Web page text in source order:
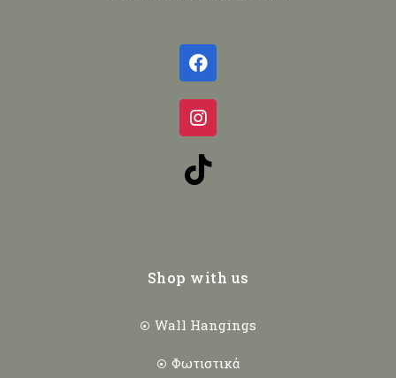
Shop with us
Wall Hangings
Φωτιστικά